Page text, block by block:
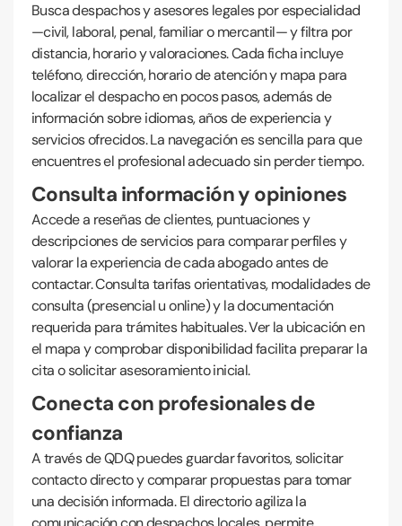
Busca despachos y asesores legales por especialidad
—civil, laboral, penal, familiar o mercantil— y filtra por
distancia, horario y valoraciones. Cada ficha incluye
teléfono, dirección, horario de atención y mapa para
localizar el despacho en pocos pasos, además de
información sobre idiomas, años de experiencia y
servicios ofrecidos. La navegación es sencilla para que
encuentres el profesional adecuado sin perder tiempo.
Consulta información y opiniones
Accede a reseñas de clientes, puntuaciones y
descripciones de servicios para comparar perfiles y
valorar la experiencia de cada abogado antes de
contactar. Consulta tarifas orientativas, modalidades de
consulta (presencial u online) y la documentación
requerida para trámites habituales. Ver la ubicación en
el mapa y comprobar disponibilidad facilita preparar la
cita o solicitar asesoramiento inicial.
Conecta con profesionales de
confianza
A través de QDQ puedes guardar favoritos, solicitar
contacto directo y comparar propuestas para tomar
una decisión informada. El directorio agiliza la